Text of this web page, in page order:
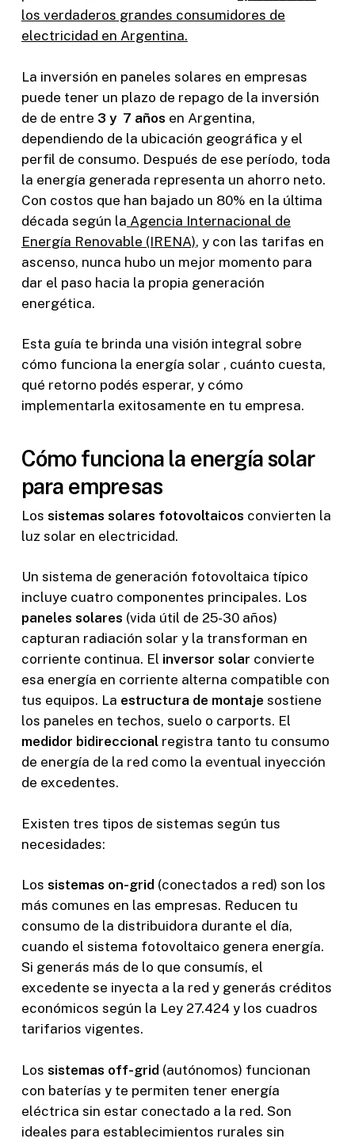
los verdaderos grandes consumidores de
electricidad en Argentina.
La inversión en paneles solares en empresas
puede tener un plazo de repago de la inversión
de de entre 3 y 7 años en Argentina,
dependiendo de la ubicación geográfica y el
perfil de consumo. Después de ese período, toda
la energía generada representa un ahorro neto.
Con costos que han bajado un 80% en la última
década según la Agencia Internacional de
Energía Renovable (IRENA), y con las tarifas en
ascenso, nunca hubo un mejor momento para
dar el paso hacia la propia generación
energética.
Esta guía te brinda una visión integral sobre
cómo funciona la energía solar , cuánto cuesta,
qué retorno podés esperar, y cómo
implementarla exitosamente en tu empresa.
Cómo funciona la energía solar
para empresas
Los sistemas solares fotovoltaicos convierten la
luz solar en electricidad.
Un sistema de generación fotovoltaica típico
incluye cuatro componentes principales. Los
paneles solares (vida útil de 25-30 años)
capturan radiación solar y la transforman en
corriente continua. El inversor solar convierte
esa energía en corriente alterna compatible con
tus equipos. La estructura de montaje sostiene
los paneles en techos, suelo o carports. El
medidor bidireccionalregistra tanto tu consumo
de energía de la red como la eventual inyección
de excedentes.
Existen tres tipos de sistemas según tus
necesidades:
Los sistemas on-grid (conectados a red) son los
más comunes en las empresas. Reducen tu
consumo de la distribuidora durante el día,
cuando el sistema fotovoltaico genera energía.
Si generás más de lo que consumís, el
excedente se inyecta a la red y generás créditos
económicos según la Ley 27.424 y los cuadros
tarifarios vigentes.
Los sistemas off-grid (autónomos) funcionan
con baterías y te permiten tener energía
eléctrica sin estar conectado a la red. Son
ideales para establecimientos rurales sin